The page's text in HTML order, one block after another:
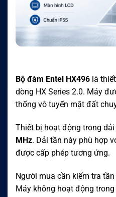
Bộ đàm Entel HX496 là
dòng HX Series 2.0. Máy
thống vô tuyến mặt đất
Thiết bị hoạt động trong dải
MHz. Dải tần này phù hợp
được cấp phép tương ứng.
Người mua cần kiểm tra
Máy không hoạt động